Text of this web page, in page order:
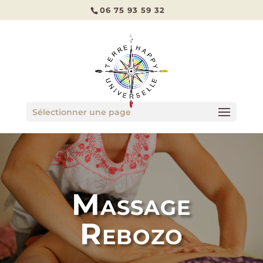
06 75 93 59 32
Sélectionner une page
Massage
Rebozo